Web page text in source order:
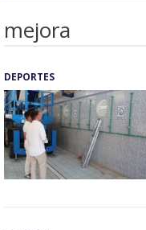
mejora
DEPORTES